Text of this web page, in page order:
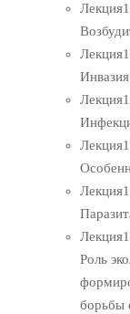
Лекция
Лекция
Инвазия
Лекция
Лекция
Лекция
Лекция
Роль
борьбы